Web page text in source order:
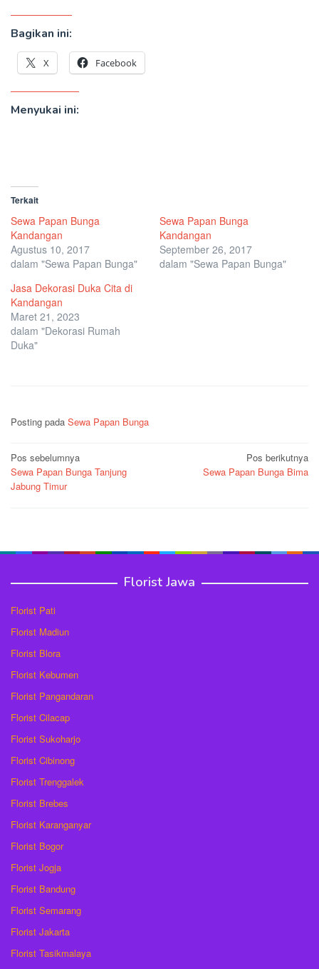
Bagikan ini:
X Facebook
Menyukai ini:
Terkait
Sewa Papan Bunga
Kandangan
Agustus 10, 2017
dalam "Sewa Papan Bunga"
Sewa Papan Bunga
Kandangan
September 26, 2017
dalam "Sewa Papan Bunga"
Jasa Dekorasi Duka Cita di
Kandangan
Maret 21, 2023
dalam "Dekorasi Rumah
Duka"
Posting pada Sewa Papan Bunga
Navigasi
pos
Pos sebelumnya
Sewa Papan Bunga Tanjung
Jabung Timur
Pos berikutnya
Sewa Papan Bunga Bima
Florist Jawa
Florist Pati
Florist Madiun
Florist Blora
Florist Kebumen
Florist Pangandaran
Florist Cilacap
Florist Sukoharjo
Florist Cibinong
Florist Trenggalek
Florist Brebes
Florist Karanganyar
Florist Bogor
Florist Jogja
Florist Bandung
Florist Semarang
Florist Jakarta
Florist Tasikmalaya